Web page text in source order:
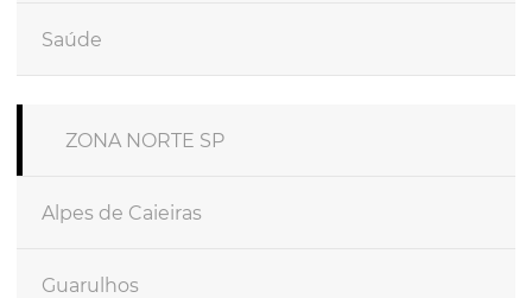
Saúde
ZONA NORTE SP
Alpes de Caieiras
Guarulhos